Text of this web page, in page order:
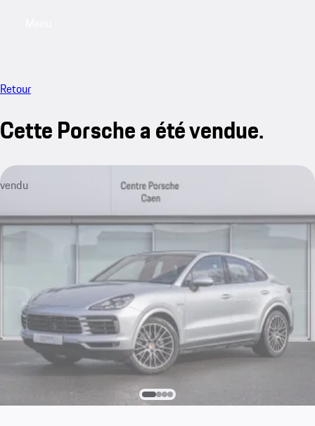
Retour
Cette Porsche a été vendue.
vendu